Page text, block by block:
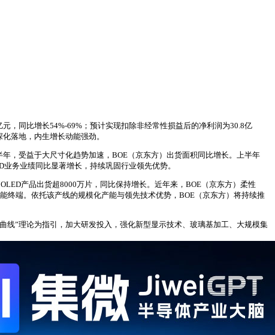
，同比增长54%-69%；预计实现扣除非经常性损益后的净利润为30.8亿
落地，内生增长动能强劲。
，受益于大尺寸化趋势加速，BOE（京东方）出货面积同比增长。上半年
务业绩同比显著增长，持续巩固行业领先优势。
产品出货超8000万片，同比保持增长。近年来，BOE（京东方）柔性
终端。依托该产线的规模化产能与领先技术优势，BOE（京东方）将持续推
线”理论为指引，加大研发投入，强化新型显示技术、玻璃基加工、大规模集